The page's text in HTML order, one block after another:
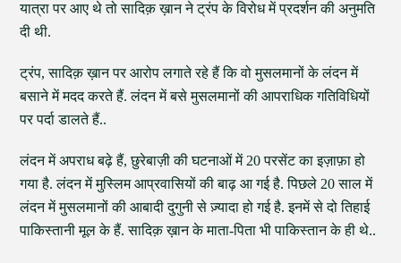
यात्रा पर आए थे तो सादिक़ ख़ान ने ट्रंप के विरोध में प्रदर्शन की अनुमति
दी थी.
ट्रंप, सादिक़ ख़ान पर आरोप लगाते रहे हैं कि वो मुसलमानों के लंदन में
बसाने में मदद करते हैं. लंदन में बसे मुसलमानों की आपराधिक गतिविधियों
पर पर्दा डालते हैं..
लंदन में अपराध बढ़े हैं, छुरेबाज़ी की घटनाओं में 20 परसेंट का इज़ाफ़ा हो
गया है. लंदन में मुस्लिम आप्रवासियों की बाढ़ आ गई है. पिछले 20 साल में
लंदन में मुसलमानों की आबादी दुगुनी से ज़्यादा हो गई है. इनमें से दो तिहाई
पाकिस्तानी मूल के हैं. सादिक़ ख़ान के माता-पिता भी पाकिस्तान के ही थे..